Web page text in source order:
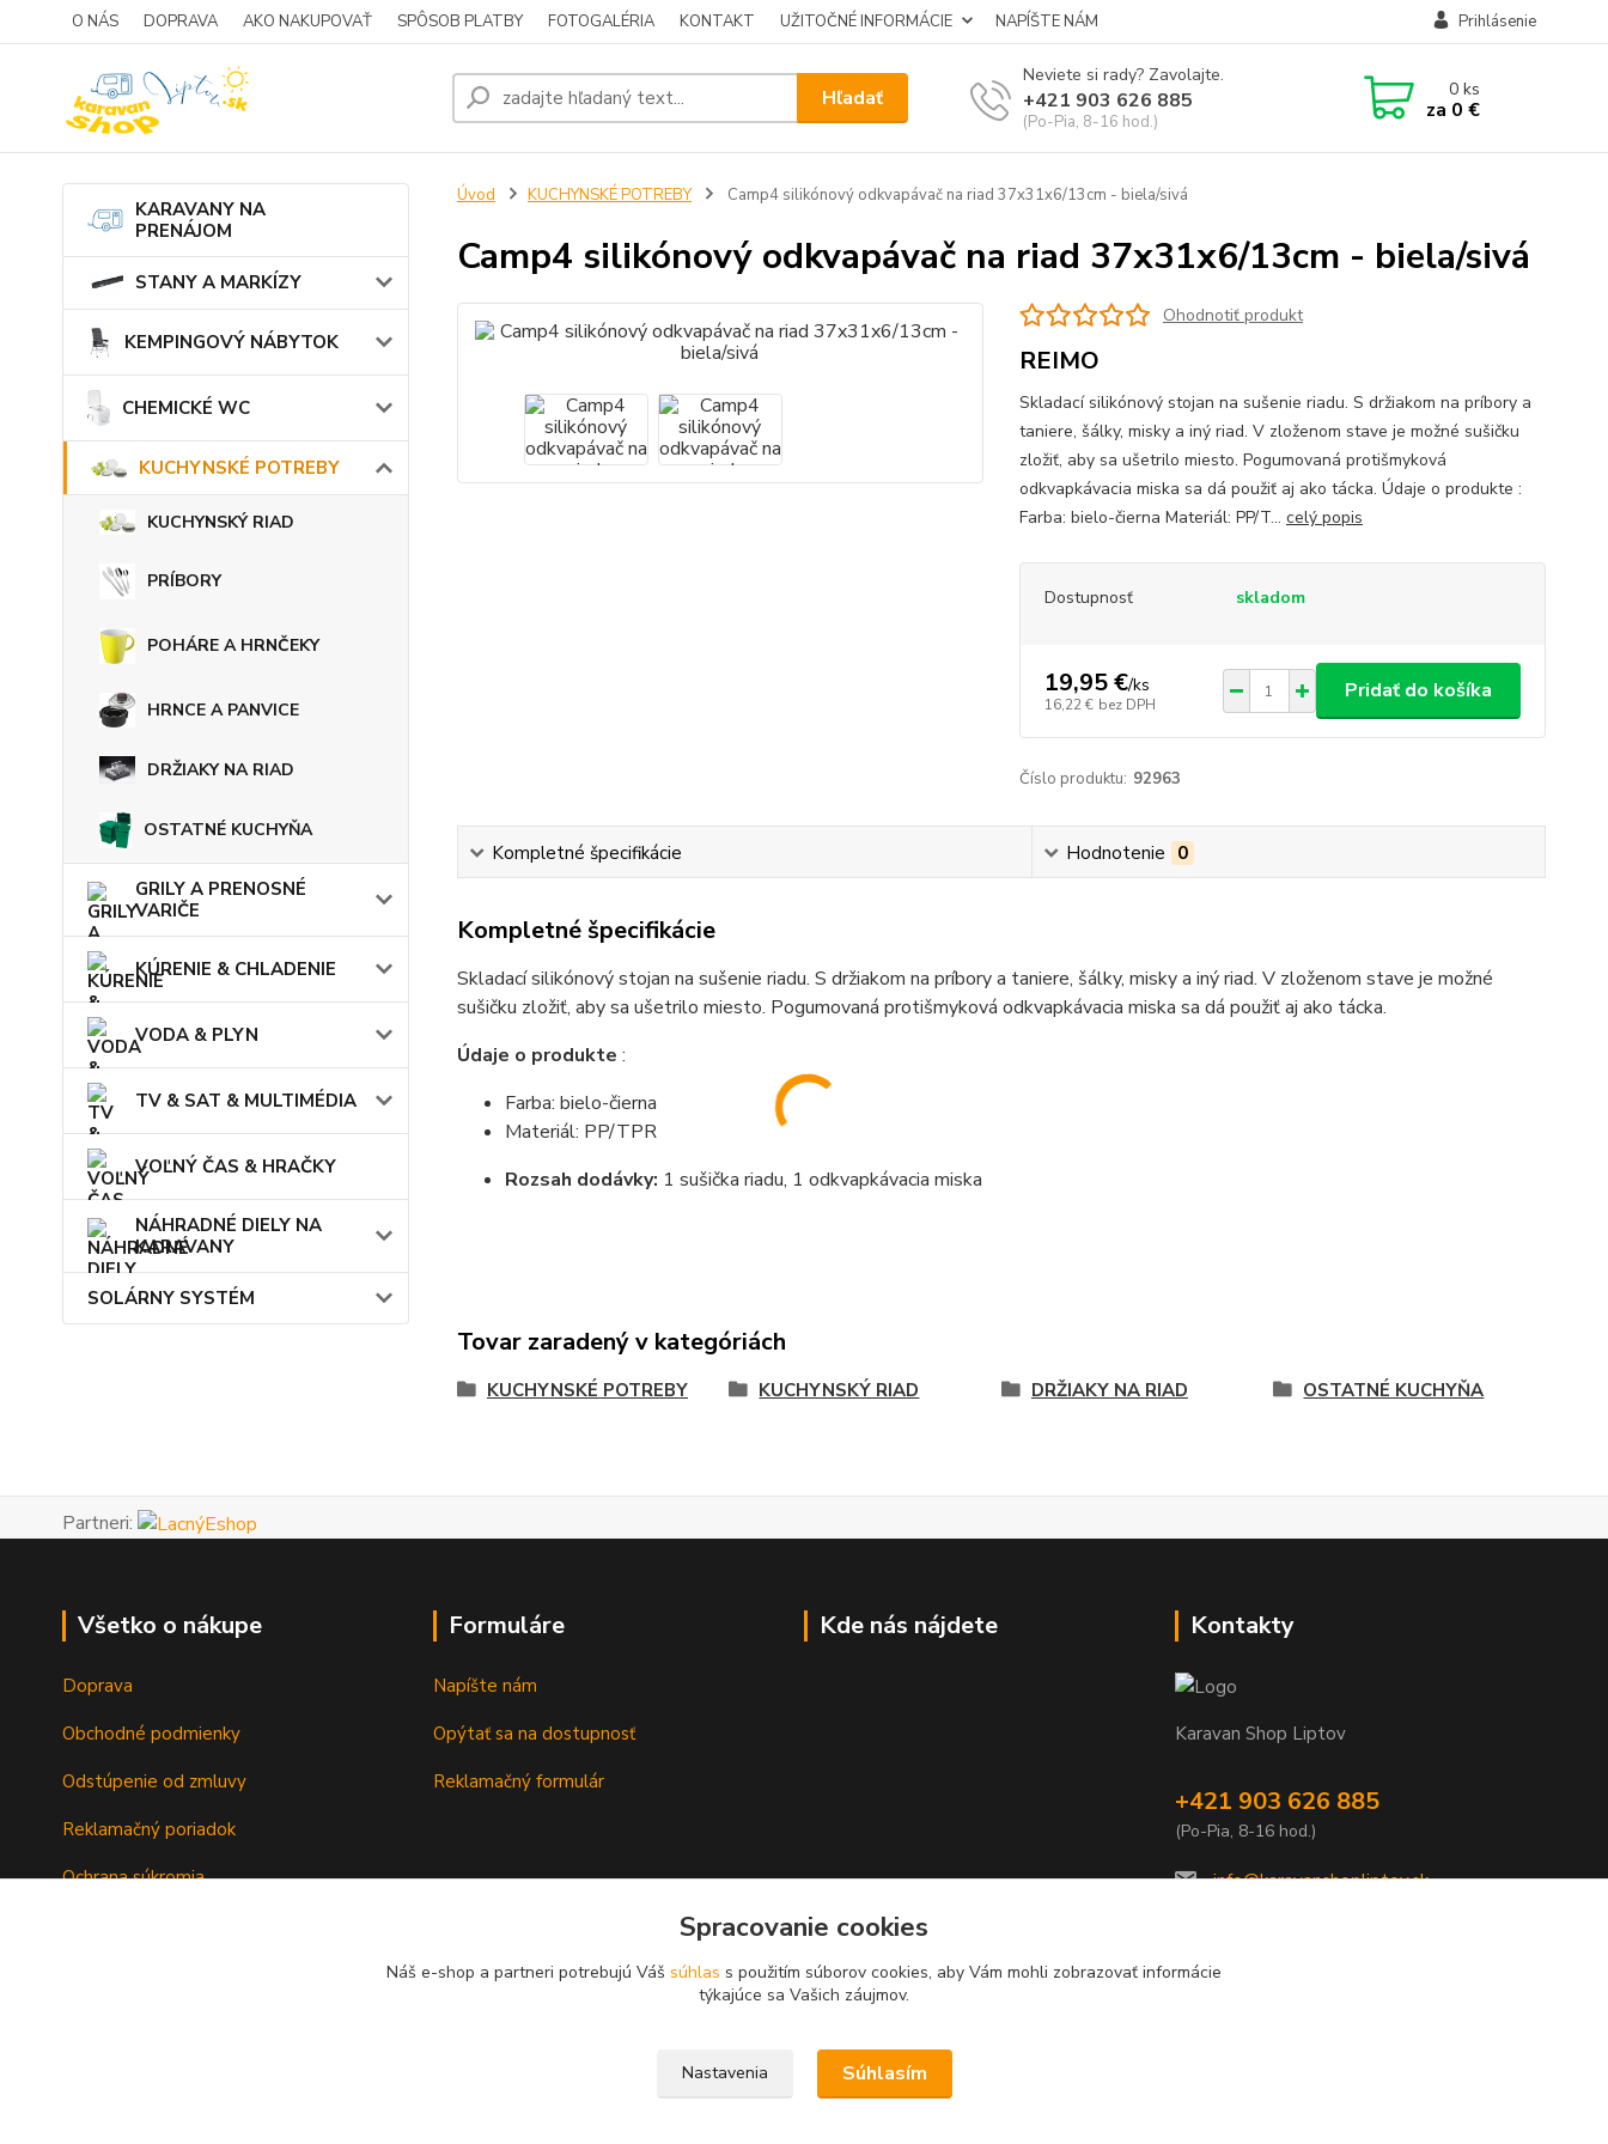
O NÁS DOPRAVA AKO NAKUPOVAŤ SPÔSOB PLATBY FOTOGALÉRIA KONTAKT UŽITOČNÉ INFORMÁCIE NAPÍŠTE NÁM Prihlásenie
Hľadať
Neviete si rady? Zavolajte.
+421 903 626 885
(Po-Pia, 8-16 hod.)
0ks
za 0 €
KARAVANY NA
PRENÁJOM
STANY A MARKÍZY
KEMPINGOVÝ NÁBYTOK
CHEMICKÉ WC
KUCHYNSKÉ POTREBY
KUCHYNSKÝ RIAD
PRÍBORY
POHÁRE A HRNČEKY
HRNCE A PANVICE
DRŽIAKY NA RIAD
OSTATNÉ KUCHYŇA
GRILY A PRENOSNÉ
VARIČE
KÚRENIE & CHLADENIE
VODA & PLYN
TV & SAT & MULTIMÉDIA
VOĽNÝ ČAS & HRAČKY
NÁHRADNÉ DIELY NA
KARAVANY
SOLÁRNY SYSTÉM
Úvod KUCHYNSKÉ POTREBY Camp4 silikónový odkvapávač na riad 37x31x6/13cm - biela/sivá
Camp4 silikónový odkvapávač na riad 37x31x6/13cm - biela/sivá
Ohodnotiť produkt
REIMO
Skladací silikónový stojan na sušenie riadu. S držiakom na príbory a
taniere, šálky, misky a iný riad. V zloženom stave je možné sušičku
zložiť, aby sa ušetrilo miesto. Pogumovaná protišmyková
odkvapkávacia miska sa dá použiť aj ako tácka. Údaje o produkte :
Farba: bielo-čierna Materiál: PP/T... celý popis
Dostupnosť skladom
19,95 €/ks
16,22 € bez DPH
Pridať do košíka
Číslo produktu: 92963
Kompletné špecifikácie Hodnotenie 0
Kompletné špecifikácie
Skladací silikónový stojan na sušenie riadu. S držiakom na príbory a taniere, šálky, misky a iný riad. V zloženom stave je možné
sušičku zložiť, aby sa ušetrilo miesto. Pogumovaná protišmyková odkvapkávacia miska sa dá použiť aj ako tácka.
Údaje o produkte :
Farba: bielo-čierna
Materiál: PP/TPR
Rozsah dodávky: 1 sušička riadu, 1 odkvapkávacia miska
Tovar zaradený v kategóriách
KUCHYNSKÉ POTREBY KUCHYNSKÝ RIAD DRŽIAKY NA RIAD OSTATNÉ KUCHYŇA
Partneri:
Všetko o nákupe
Doprava
Obchodné podmienky
Odstúpenie od zmluvy
Reklamačný poriadok
Ochrana súkromia
Formuláre
Napíšte nám
Opýtať sa na dostupnosť
Reklamačný formulár
Kde nás nájdete Kontakty
Karavan Shop Liptov
+421 903 626 885
(Po-Pia, 8-16 hod.)
info@karavanshopliptov.sk
Spracovanie cookies
Náš e-shop a partneri potrebujú Váš súhlas s použitím súborov cookies, aby Vám mohli zobrazovať informácie
týkajúce sa Vašich záujmov.
Nastavenia Súhlasím